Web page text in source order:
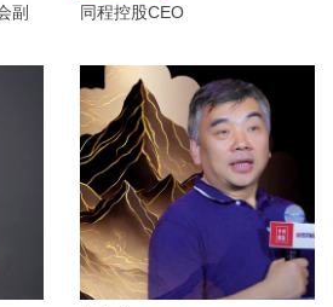
副
同程控股CEO